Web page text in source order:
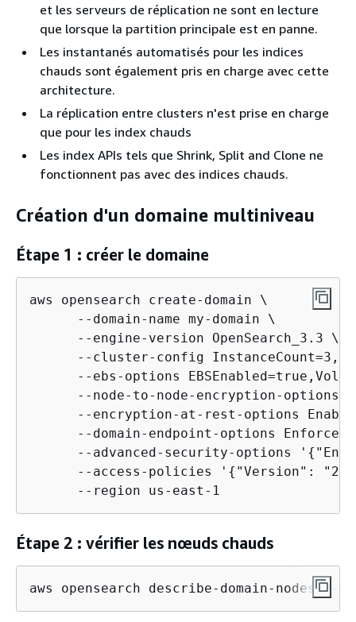
et les serveurs de réplication ne sont en lecture
que lorsque la partition principale est en panne.
Les instantanés automatisés pour les indices
chauds sont également pris en charge avec cette
architecture.
La réplication entre clusters n'est prise en charge
que pour les index chauds
Les index APIs tels que Shrink, Split and Clone ne
fonctionnent pas avec des indices chauds.
Création d'un domaine multiniveau
Étape 1 : créer le domaine
aws opensearch create-domain \
      --domain-name my-domain \
      --engine-version OpenSearch_3.3 \
--cluster-config
--ebs-options
--node-to-node-encryption-options
--encryption-at-rest-options
--domain-endpoint-options
      --advanced-security-options '
{
      --access-policies '
{ "Version":
      --region us-east-1
Étape 2 : vérifier les nœuds chauds
aws opensearch describe-domain-nodes --